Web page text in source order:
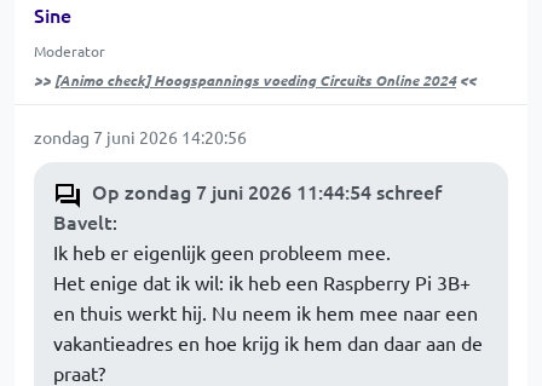
Sine
Moderator
>> [Animo check] Hoogspannings voeding Circuits Online 2024<<
zondag 7 juni 2026 14:20:56
Op zondag 7 juni 2026 11:44:54 schreef
Bavelt:
Ik heb er eigenlijk geen probleem mee.
Het enige dat ik wil: ik heb een Raspberry Pi 3B+
en thuis werkt hij. Nu neem ik hem mee naar een
vakantieadres en hoe krijg ik hem dan daar aan de
praat?